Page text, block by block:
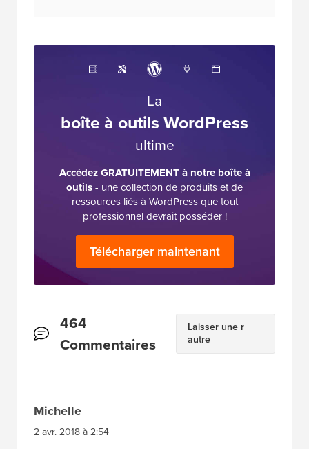
La
boîte à outils WordPress
ultime
Accédez GRATUITEMENT à notre boîte à
outils- une collection de produits et de
ressources liés à WordPress que tout
professionnel devrait posséder !
Télécharger maintenant
Interactions
des
464
Commentaires
Laisser une r
autre
Michelle
2 avr. 2018 à 2:54